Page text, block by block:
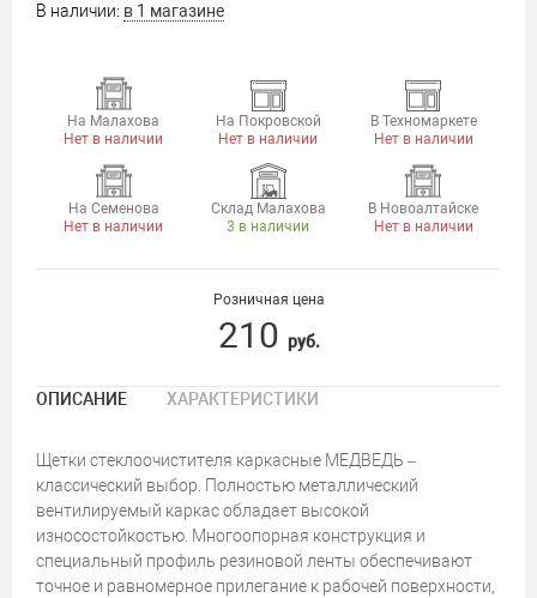
В наличии: в 1 магазине
На Малахова
Нет в наличии
На Покровской
Нет в наличии
В Техномаркете
Нет в наличии
На Семенова
Нет в наличии
Склад Малахова
3 в наличии
В Новоалтайске
Нет в наличии
Розничная цена
210 руб.
ОПИСАНИЕ ХАРАКТЕРИСТИКИ
Щетки стеклоочистителя каркасные МЕДВЕДЬ –
классический выбор. Полностью металлический
вентилируемый каркас обладает высокой
износостойкостью. Многоопорная конструкция и
специальный профиль резиновой ленты обеспечивают
точное и равномерное прилегание к рабочей поверхности,